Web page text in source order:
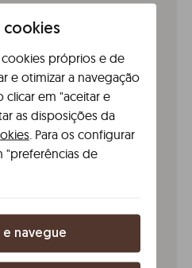
próxima é Jardim do Morro,
10 minutos a
paragens perto da Ponte
aproximadamente 15
podes caminhar até
de 15-20 minutos,
Luís I em direção a Vila
cookies
próprios e de
e otimizar a navegação
clicar em "aceitar e
as disposições da
. Para os configurar
"preferências de
e navegue